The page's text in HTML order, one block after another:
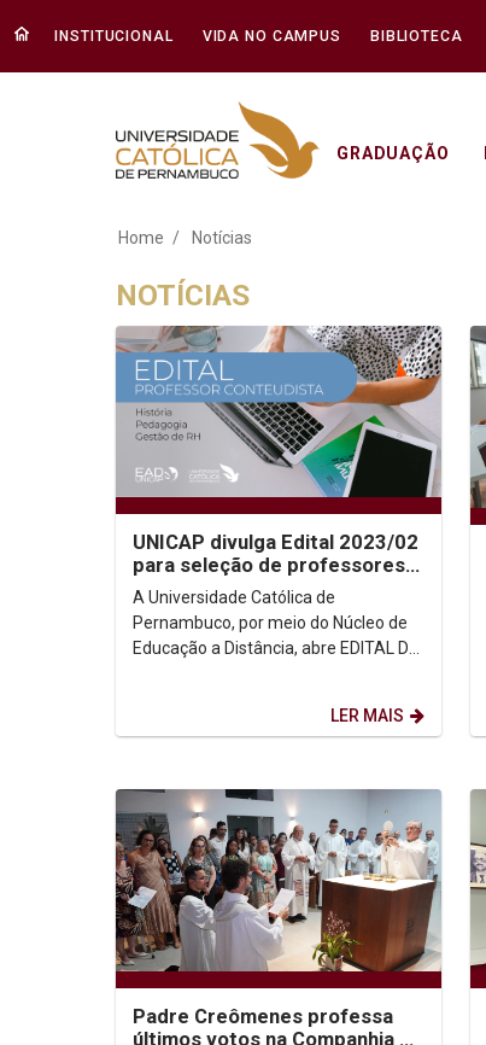
INSTITUCIONAL VIDA NO CAMPUS BIBLIOTECA
GRADUAÇÃO
Notícias - Unicap
Home Notícias
NOTÍCIAS
UNICAP divulga Edital 2023/02
para seleção de professores
conteudistas EaD
A Universidade Católica de
Pernambuco, por meio do Núcleo de
Educação a Distância, abre EDITAL DE
LER MAIS
Padre Creômenes professa
últimos votos na Companhia de